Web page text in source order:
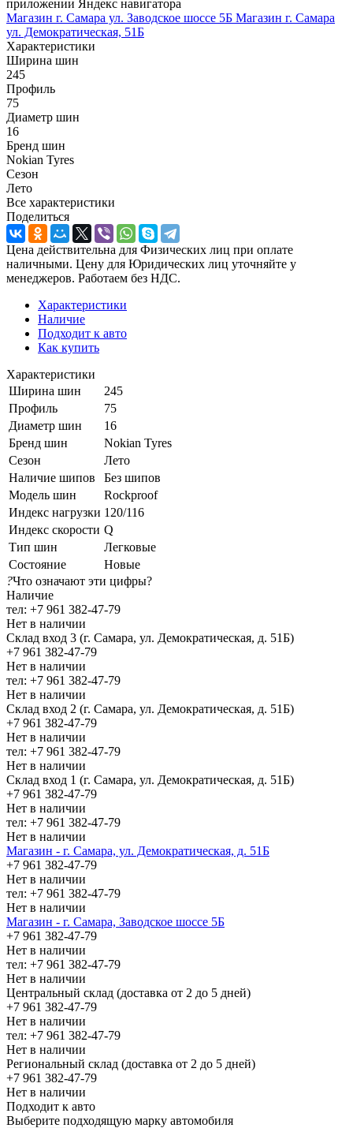
приложении Яндекс навигатора
Магазин г. Самара ул. Заводское шоссе 5Б Магазин г. Самара
ул. Демократическая, 51Б
Характеристики
Ширина шин
245
Профиль
75
Диаметр шин
16
Бренд шин
Nokian Tyres
Сезон
Лето
Все характеристики
Поделиться
Цена действительна для Физических лиц при оплате
наличными. Цену для Юридических лиц уточняйте у
менеджеров. Работаем без НДС.
Характеристики
Наличие
Подходит к авто
Как купить
Характеристики
Ширина шин
245
Профиль
75
Диаметр шин
16
Бренд шин
Nokian Tyres
Сезон
Лето
Наличие шипов
Без шипов
Модель шин
Rockproof
Индекс нагрузки 120/116
Индекс скорости Q
Тип шин
Легковые
Состояние
Новые
?Что означают эти цифры?
Наличие
тел: +7 961 382-47-79
Нет в наличии
Склад вход 3 (г. Самара, ул. Демократическая, д. 51Б)
+7 961 382-47-79
Нет в наличии
тел: +7 961 382-47-79
Нет в наличии
Склад вход 2 (г. Самара, ул. Демократическая, д. 51Б)
+7 961 382-47-79
Нет в наличии
тел: +7 961 382-47-79
Нет в наличии
Склад вход 1 (г. Самара, ул. Демократическая, д. 51Б)
+7 961 382-47-79
Нет в наличии
тел: +7 961 382-47-79
Нет в наличии
Магазин - г. Самара, ул. Демократическая, д. 51Б
+7 961 382-47-79
Нет в наличии
тел: +7 961 382-47-79
Нет в наличии
Магазин - г. Самара, Заводское шоссе 5Б
+7 961 382-47-79
Нет в наличии
тел: +7 961 382-47-79
Нет в наличии
Центральный склад (доставка от 2 до 5 дней)
+7 961 382-47-79
Нет в наличии
тел: +7 961 382-47-79
Нет в наличии
Региональный склад (доставка от 2 до 5 дней)
+7 961 382-47-79
Нет в наличии
Подходит к авто
Выберите подходящую марку автомобиля